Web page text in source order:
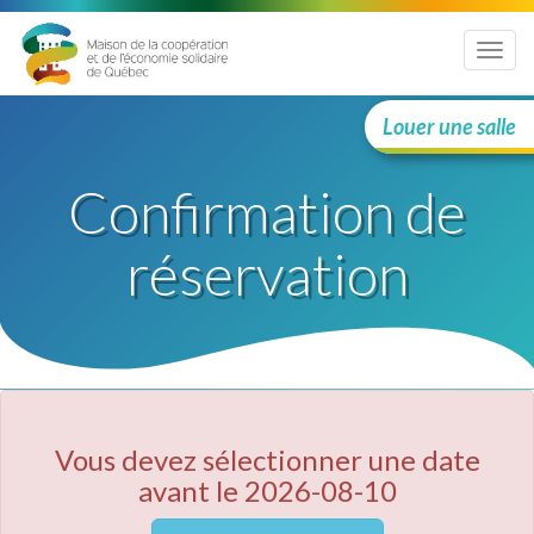
Menu
Louer une salle
Confirmation de
réservation
Vous devez sélectionner une date
avant le 2026-08-10